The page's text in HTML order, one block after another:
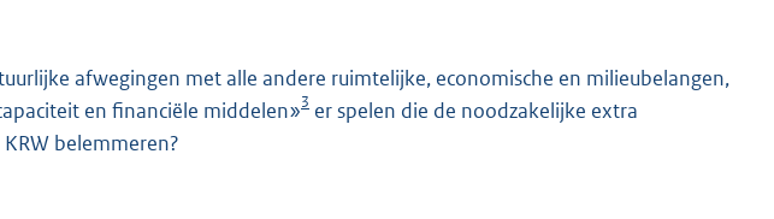
afwegingen met alle andere ruimtelijke, economische en milieubelangen,
en financiële middelen»3 er spelen die de noodzakelijke extra
belemmeren?